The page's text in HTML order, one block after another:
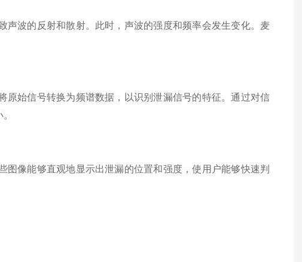
波的反射和散射。此时，声波的强度和频率会发生变化。麦
始信号转换为频谱数据，以识别泄漏信号的特征。通过对信
像能够直观地显示出泄漏的位置和强度，使用户能够快速判